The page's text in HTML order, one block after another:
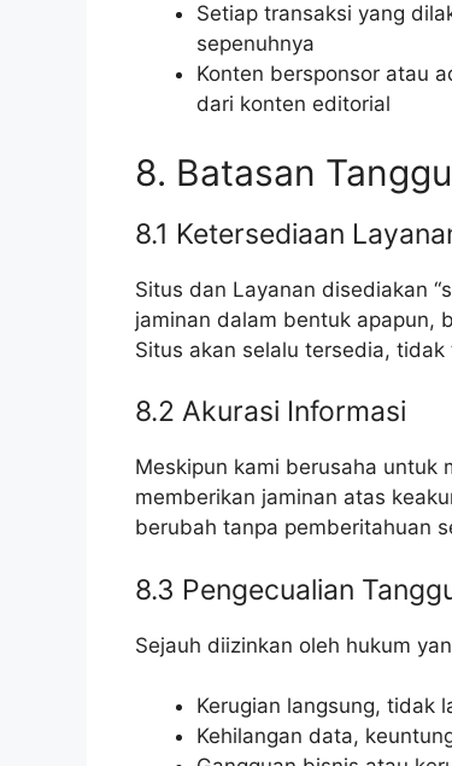
Setiap transaksi yang
sepenuhnya
Konten bersponsor atau
dari konten editorial
8. Batasan
8.1 Ketersediaan
Situs dan Layanan disediakan
jaminan dalam bentuk apapun,
Situs akan selalu tersedia,
8.2 Akurasi Informasi
Meskipun kami berusaha untuk
memberikan jaminan atas
berubah tanpa pemberitahuan
8.3 Pengecualian
Sejauh diizinkan oleh hukum
Kerugian langsung, tidak
Kehilangan data,